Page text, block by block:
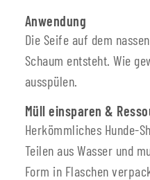
Anwendung
Die Seife auf dem
Schaum entsteht. Wie
ausspülen.
Müll einsparen &
Herkömmliches Hunde-
Teilen aus Wasser und
Form in Flaschen